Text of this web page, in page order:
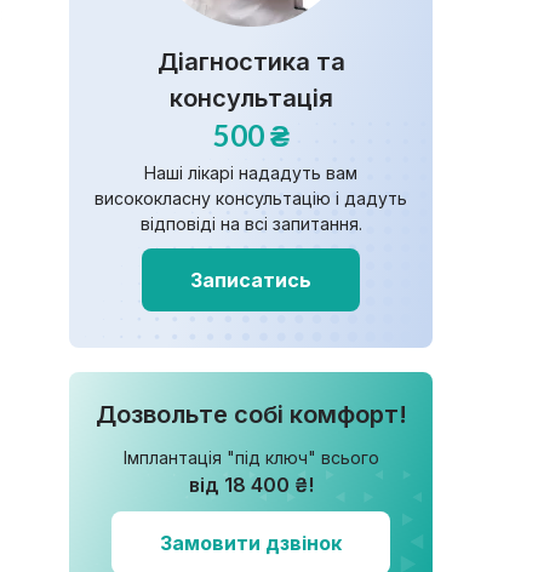
Діагностика та
консультація
500 ₴
Наші лікарі нададуть вам
висококласну консультацію і дадуть
відповіді на всі запитання.
Записатись
Дозвольте собі комфорт!
Імплантація "під ключ" всього
від 18 400 ₴!
Замовити дзвінок